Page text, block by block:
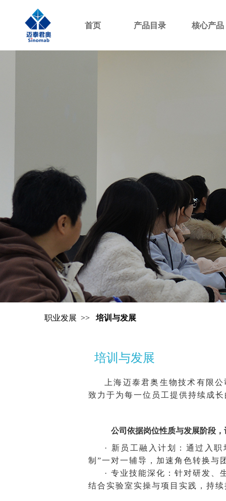
职业发展 >> 培训与发展
培训与发展
上海迈泰君奥生物技术有限
致力于为每一位员工提供持续成
公司依据岗位性质与发展阶段
· 新员工融入计划：通过入
制”一对一辅导，加速角色转换与
· 专业技能深化：针对研发、
结合实验室实操与项目实践，持
首页 产品目录 核心产品